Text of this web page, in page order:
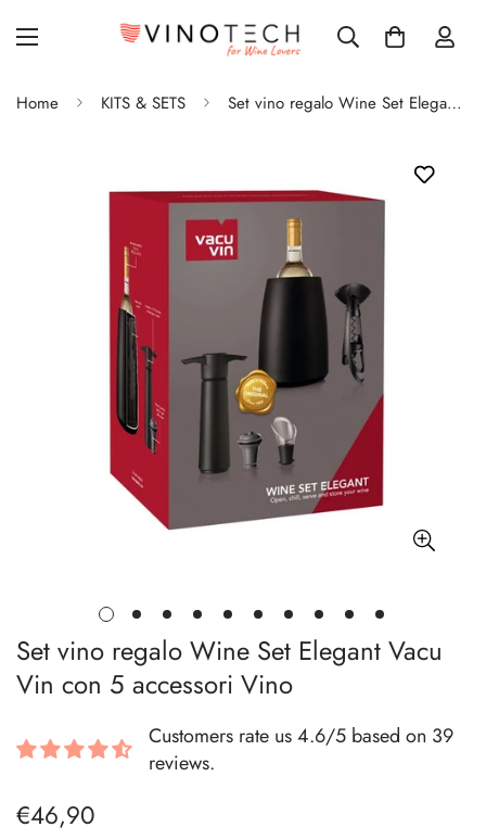
Home KITS & SETS Set vino regalo Wine Set Elegant Vacu Vin con 5 accessori Vino
Set vino regalo Wine Set Elegant Vacu
Vin con 5 accessori Vino
Customers rate us 4.6/5 based on 39
reviews.
Prezzo
€46,90